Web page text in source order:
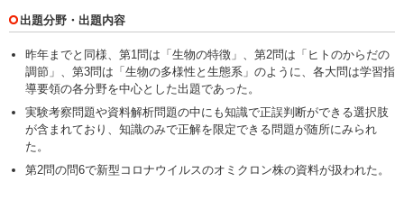
出題分野・出題内容
昨年までと同様、第1問は「生物の特徴」、第2問は「ヒトのからだの
調節」、第3問は「生物の多様性と生態系」のように、各大問は学習指
導要領の各分野を中心とした出題であった。
実験考察問題や資料解析問題の中にも知識で正誤判断ができる選択肢
が含まれており、知識のみで正解を限定できる問題が随所にみられ
た。
第2問の問6で新型コロナウイルスのオミクロン株の資料が扱われた。